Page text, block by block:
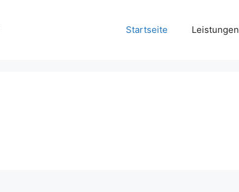
Startseite Leistungen